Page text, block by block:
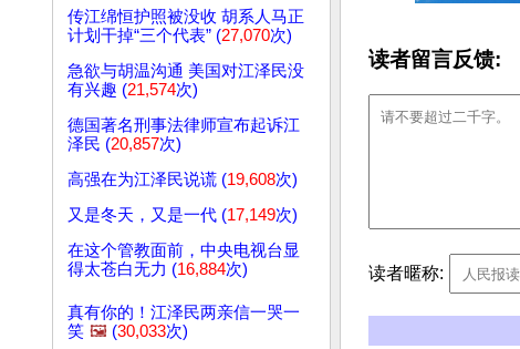
传江绵恒护照被没收 胡系人马正
计划干掉“三个代表” (27,070次)
急欲与胡温沟通 美国对江泽民没
有兴趣 (21,574次)
德国著名刑事法律师宣布起诉江
泽民 (20,857次)
高强在为江泽民说谎 (19,608次)
又是冬天，又是一代 (17,149次)
在这个管教面前，中央电视台显
得太苍白无力 (16,884次)
真有你的！江泽民两亲信一哭一
笑 🖼️ (30,033次)
读者留言反馈:
读者暱称: